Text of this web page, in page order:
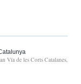
Vía de les Corts Catalanes,